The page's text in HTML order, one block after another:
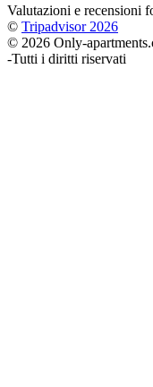
Valutazioni e recensioni
© Tripadvisor 2026
© 2026 Only-
-Tutti i diritti riservati